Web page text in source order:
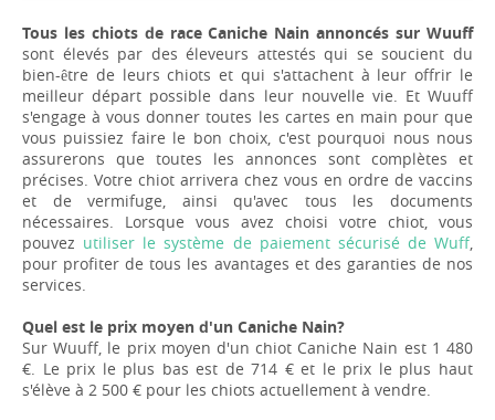
Tous les chiots de race Caniche Nain annoncés sur Wuuff
sont élevés par des éleveurs attestés qui se soucient du
bien-être de leurs chiots et qui s'attachent à leur offrir le
meilleur départ possible dans leur nouvelle vie. Et Wuuff
s'engage à vous donner toutes les cartes en main pour que
vous puissiez faire le bon choix, c'est pourquoi nous nous
assurerons que toutes les annonces sont complètes et
précises. Votre chiot arrivera chez vous en ordre de vaccins
et de vermifuge, ainsi qu'avec tous les documents
nécessaires. Lorsque vous avez choisi votre chiot, vous
pouvez utiliser le système de paiement sécurisé de Wuff,
pour profiter de tous les avantages et des garanties de nos
services.
Quel est le prix moyen d'un Caniche Nain?
Sur Wuuff, le prix moyen d'un chiot Caniche Nain est 1 480
€. Le prix le plus bas est de 714 € et le prix le plus haut
s'élève à 2 500 € pour les chiots actuellement à vendre.